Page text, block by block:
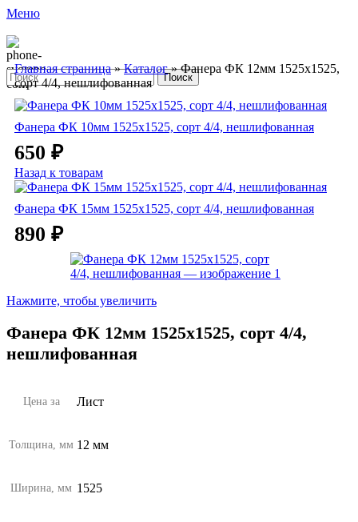
Меню
Поиск
Главная страница»Каталог»Фанера ФК 12мм 1525х1525,
сорт 4/4, нешлифованная
Фанера ФК 10мм 1525х1525, сорт 4/4, нешлифованная
650 ₽
Назад к товарам
Фанера ФК 15мм 1525х1525, сорт 4/4, нешлифованная
890 ₽
Нажмите, чтобы увеличить
Фанера ФК 12мм 1525х1525, сорт 4/4,
нешлифованная
Цена за Лист
Толщина, мм 12 мм
Ширина, мм 1525